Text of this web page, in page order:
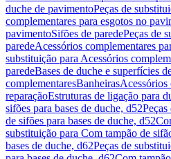
duche de pavimentoPeças de
complementares para esgotos no
pavimentoSifões de paredePeças de
paredeAcessórios complementares
substituição para Acessórios
paredeBases de duche e superfícies
complementaresBanheirasAcessórios
reparaçãoEstruturas de ligação para
sifões para bases de duche, d52
de sifões para bases de duche, d52
substituição para Com tampão de
bases de duche, d62Peças de